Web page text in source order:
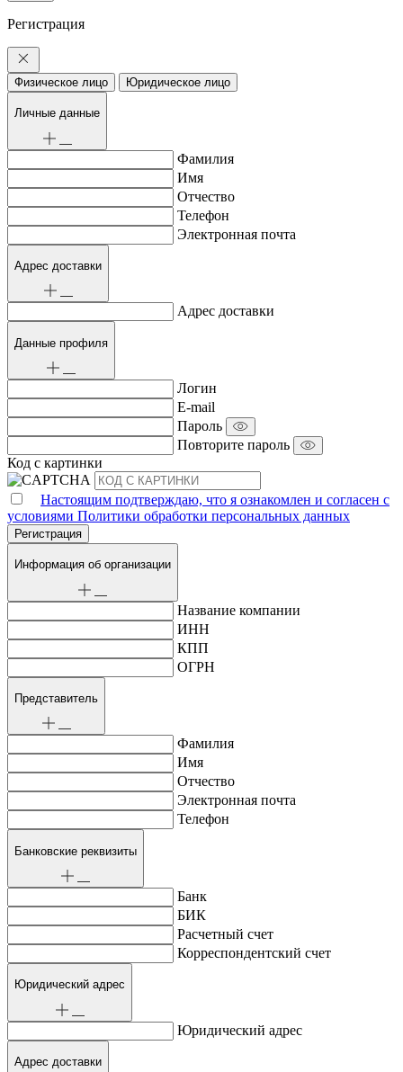
Регистрация
Физическое лицо Юридическое лицо
Личные данные
Фамилия
Имя
Отчество
Телефон
Электронная почта
Адрес доставки
Адрес доставки
Данные профиля
Логин
E-mail
Пароль
Повторите пароль
Код с картинки
Настоящим подтверждаю, что я ознакомлен и согласен с
условиями Политики обработки персональных данных
Информация об организации
Название компании
ИНН
КПП
ОГРН
Представитель
Фамилия
Имя
Отчество
Электронная почта
Телефон
Банковские реквизиты
Банк
БИК
Расчетный счет
Корреспондентский счет
Юридический адрес
Юридический адрес
Адрес доставки